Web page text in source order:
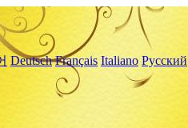
Deutsch Français Italiano Русский